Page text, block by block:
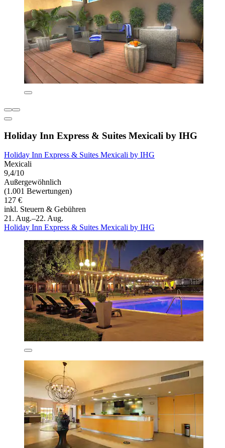
Holiday Inn Express & Suites Mexicali by IHG
Holiday Inn Express & Suites Mexicali by IHG
Mexicali
9,4/10
Außergewöhnlich
(1.001 Bewertungen)
127 €
inkl. Steuern & Gebühren
21. Aug.–22. Aug.
Holiday Inn Express & Suites Mexicali by IHG